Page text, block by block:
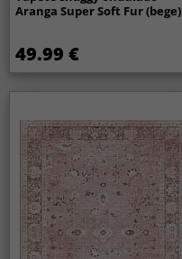
Aranga Super Soft Fur (bege)
49.99 €